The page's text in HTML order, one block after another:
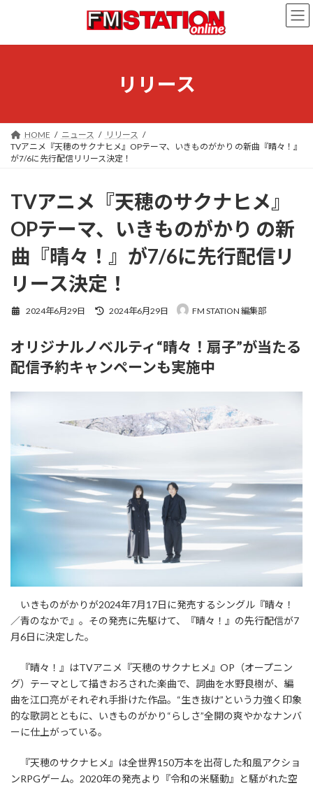
ン
ー
リリース
HOME ニュース
リリース
TVアニメ『天穂のサクナヒメ』OPテーマ、いきものがかり の新曲『晴々！』
が7/6に先行配信リリース決定！
TVアニメ『天穂のサクナヒメ』
OPテーマ、いきものがかり の新
曲『晴々！』が7/6に先行配信リ
リース決定！
2024年6月29日
最
新
時
2024年6月29日 FM STATION 編集部
オリジナルノベルティ“晴々！扇子”が当たる
配信予約キャンペーンも実施中
いきものがかりが2024年7月17日に発売するシングル『晴々！
／青のなかで』。その発売に先駆けて、『晴々！』の先行配信が7
月6日に決定した。
『晴々！』はTVアニメ『天穂のサクナヒメ』OP（オープニン
グ）テーマとして描きおろされた楽曲で、詞曲を水野良樹が、編
曲を江口亮がそれぞれ手掛けた作品。“生き抜け”という力強く印象
的な歌詞とともに、いきものがかり“らしさ”全開の爽やかなナンバ
ーに仕上がっている。
『天穂のサクナヒメ』は全世界150万本を出荷した和風アクショ
ンRPGゲーム。2020年の発売より『令和の米騒動』と騒がれた空